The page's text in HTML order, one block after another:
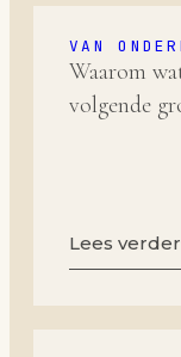
VAN
Waarom
volgende
Lees verder